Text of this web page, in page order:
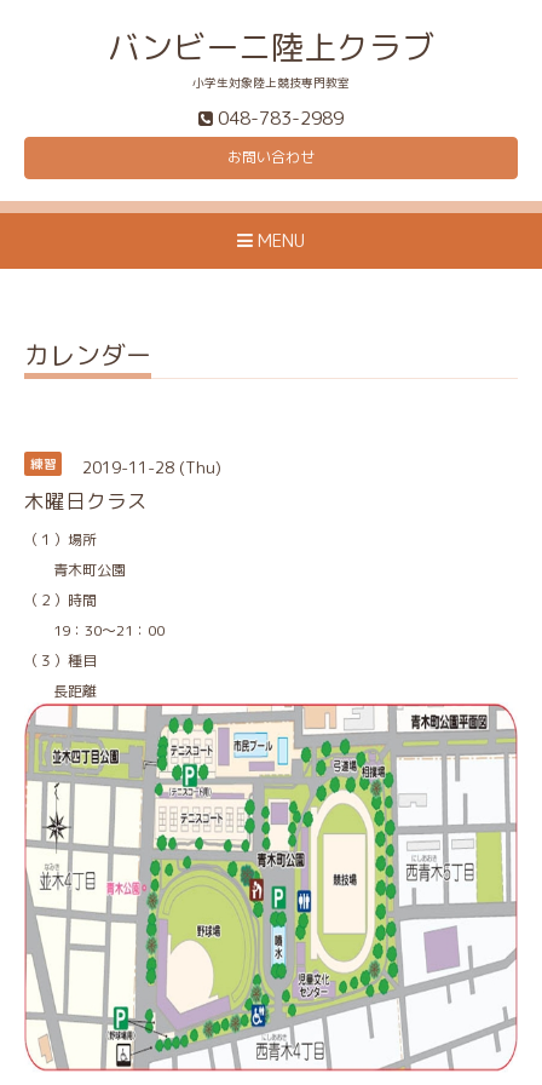
バンビーニ陸上クラブ
小学生対象陸上競技専門教室
048-783-2989
お問い合わせ
MENU
カレンダー
練習 2019-11-28 (Thu)
木曜日クラス
（１）場所
青木町公園
（２）時間
19：30～21：00
（３）種目
長距離